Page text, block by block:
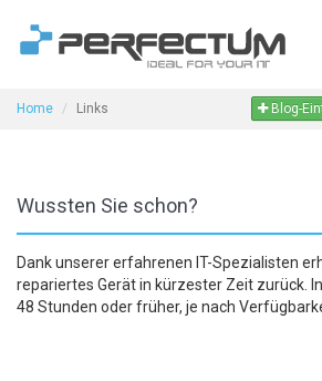
Home Links Blog-
Wussten Sie schon?
Dank unserer erfahrenen IT-Spezialisten
repariertes Gerät in kürzester Zeit zurück.
48 Stunden oder früher, je nach